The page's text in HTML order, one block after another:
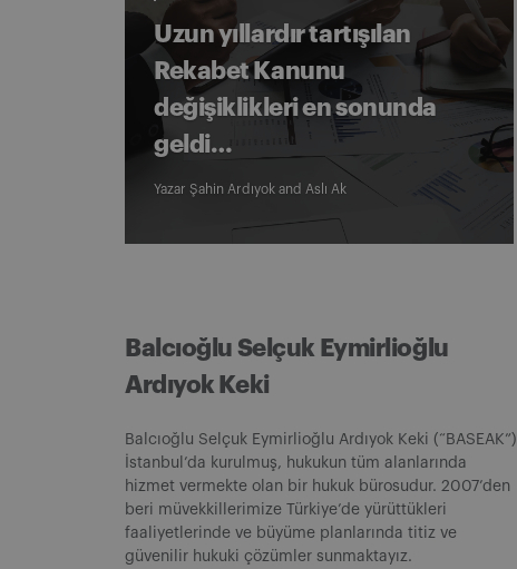
Uzun yıllardır tartışılan
Rekabet Kanunu
değişiklikleri en sonunda
geldi…
Yazar Şahin Ardıyok and Aslı Ak
Balcıoğlu Selçuk Eymirlioğlu
Ardıyok Keki
Balcıoğlu Selçuk Eymirlioğlu Ardıyok Keki (“BASEAK”)
İstanbul’da kurulmuş, hukukun tüm alanlarında
hizmet vermekte olan bir hukuk bürosudur. 2007’den
beri müvekkillerimize Türkiye’de yürüttükleri
faaliyetlerinde ve büyüme planlarında titiz ve
güvenilir hukuki çözümler sunmaktayız.